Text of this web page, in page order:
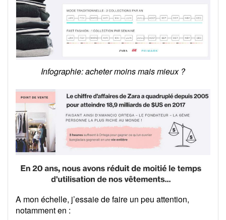
Infographie: acheter moins mais mieux ?
A mon échelle, j’essaie de faire un peu attention,
notamment en :